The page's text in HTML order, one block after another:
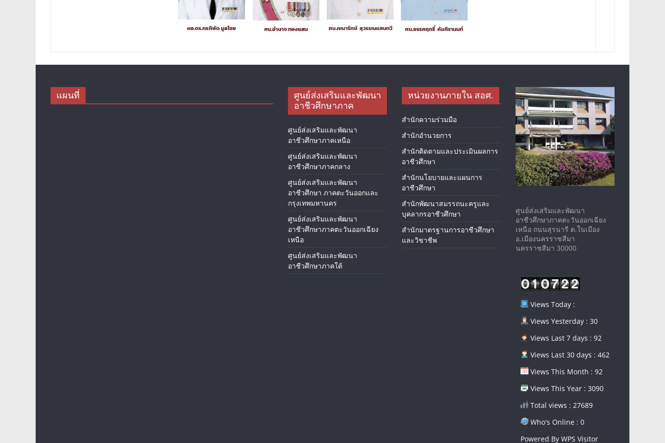
แผนที่
ศูนย์ส่งเสริมและพัฒนา
อาชีวศึกษาภาค
ศูนย์ส่งเสริมและพัฒนา
อาชีวศึกษาภาคเหนือ
ศูนย์ส่งเสริมและพัฒนา
อาชีวศึกษาภาคกลาง
ศูนย์ส่งเสริมและพัฒนา
อาชีวศึกษา ภาคตะวันออกและ
กรุงเทพมหานคร
ศูนย์ส่งเสริมและพัฒนา
อาชีวศึกษาภาคตะวันออกเฉียง
เหนือ
ศูนย์ส่งเสริมและพัฒนา
อาชีวศึกษาภาคใต้
หน่วยงานภายใน สอศ.
สำนักความร่วมมือ
สำนักอำนวยการ
สำนักติดตามและประเมินผลการ
อาชีวศึกษา
สำนักนโยบายและแผนการ
อาชีวศึกษา
สำนักพัฒนาสมรรถนะครูและ
บุคลากรอาชีวศึกษา
สำนักมาตรฐานการอาชีวศึกษา
และวิชาชีพ
ศูนย์ส่งเสริมและพัฒนา
อาชีวศึกษาภาคตะวันออกเฉียง
เหนือ ถนนสุรนารี ต.ในเมือง
อ.เมืองนครราชสีมา
นครราชสีมา 30000
Views Today :
Views Yesterday : 30
Views Last 7 days : 92
Views Last 30 days : 462
Views This Month : 92
Views This Year : 3090
Total views : 27689
Who's Online : 0
Powered By WPS Visitor